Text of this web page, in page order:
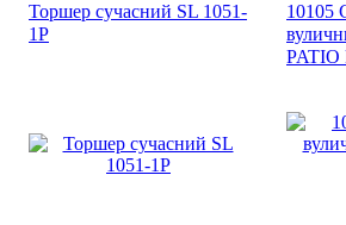
Торшер сучасний SL 1051-
1P
10105
PATIO